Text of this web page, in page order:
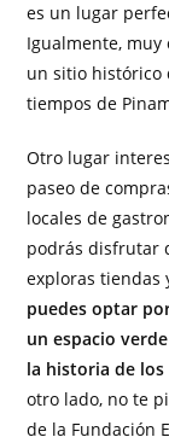
es un lugar
Igualmente, muy
un sitio histórico
tiempos de
Otro lugar
paseo de
locales de
podrás disfrutar
exploras tiendas
puedes optar
un espacio
la historia de
otro lado, no te
de la Fundación